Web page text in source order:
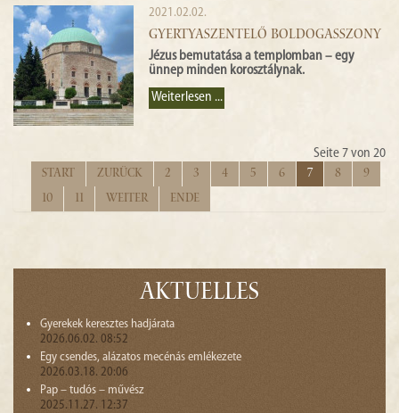
2021.02.02.
GYERTYASZENTELŐ BOLDOGASSZONY
Jézus bemutatása a templomban – egy
ünnep minden korosztálynak.
Weiterlesen ...
Seite 7 von 20
Start Zurück 2 3 4 5 6 7 8
9
10
11 Weiter Ende
Aktuelles
Gyerekek keresztes hadjárata
2026.06.02. 08:52
Egy csendes, alázatos mecénás emlékezete
2026.03.18. 20:06
Pap – tudós – művész
2025.11.27. 12:37